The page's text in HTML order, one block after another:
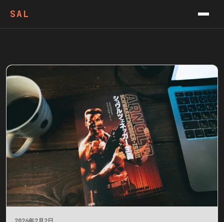
SAL
PODCAST
NEWSLETTER